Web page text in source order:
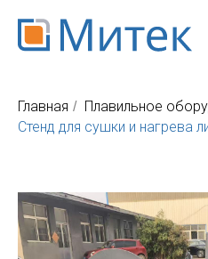
Главная / Плавильное
Стенд для сушки и нагрева